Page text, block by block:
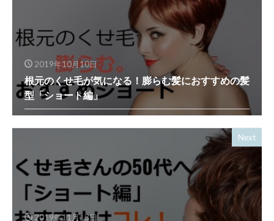
2019年10月10日
根元のくせ毛が気になる！膨らむ髪におすすめの髪
型「ショート編」
Next
2019年11月13日